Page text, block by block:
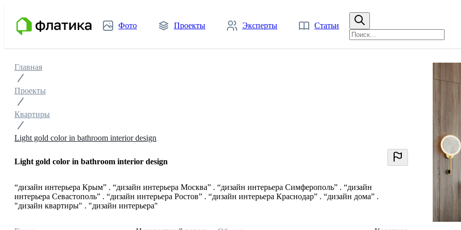
Фото Проекты Эксперты Статьи
Главная
Проекты
Квартиры
Light gold color in bathroom interior design
Light gold color in bathroom interior design
“дизайн интерьера Крым” . “дизайн интерьера Москва” . “дизайн интерьера Симферополь” . “дизайн
интерьера Севастополь” . “дизайн интерьера Ростов” . “дизайн интерьера Краснодар” . “дизайн дома” .
"дизайн квартиры" . "дизайн интерьера"